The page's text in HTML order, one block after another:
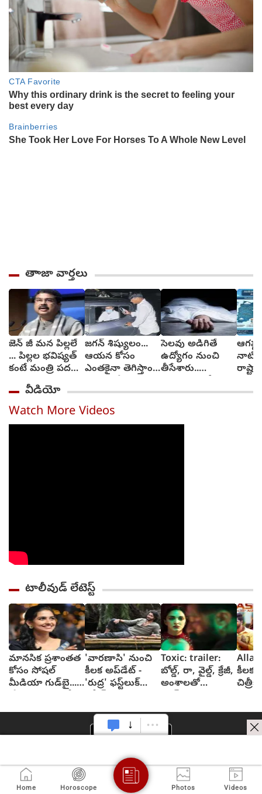
తాాజా వార్తలు
జెన్ జీ మన పిల్లలే
... పిల్లల భవిష్యత్
కంటే మంత్రి పదవి
ముఖ్యం కాదు :
ధర్మేంద్ర ప్రధాన్
జగన్ శిష్యులం...
ఆయన కోసం
ఎంతకైనా తెగిస్తాం :
చింతాడ
సెలవు అడిగితే
ఉద్యోగం నుంచి
తీసేశారు..
బలవన్మరణం
నాటి
ఎలా
వీడియో
Watch More Videos
టాలీవుడ్ లేటెస్ట్
మానసిక ప్రశాంతత
కోసం సోషల్
మీడియా గుడ్‌బై...
'వారణాసి' నుంచి
కీలక అప్‌డేట్ -
'రుద్ర' ఫస్ట్‌లుక్
Toxic: trailer:
బోల్డ్, రా, వైల్డ్, క్రేజీ,
అంశాలతో
టాక్సిక్: ట్రైలర్
కీలక
Home Horoscope Photos Videos